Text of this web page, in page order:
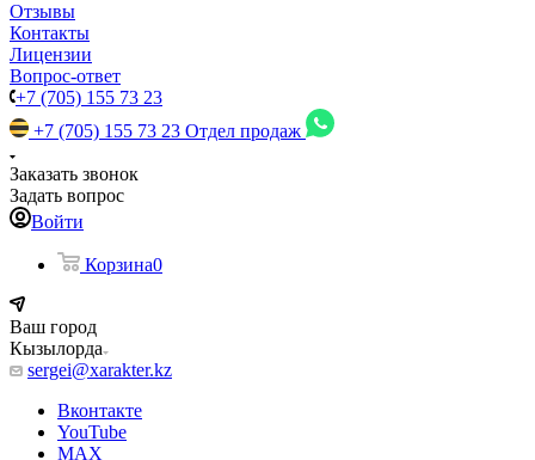
Отзывы
Контакты
Лицензии
Вопрос-ответ
+7 (705) 155 73 23
+7 (705) 155 73 23 Отдел продаж
Заказать звонок
Задать вопрос
Войти
Корзина0
Ваш город
Кызылорда
sergei@xarakter.kz
Вконтакте
YouTube
MAX